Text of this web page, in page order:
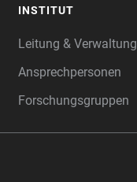
INSTITUT
Leitung & Verwaltung
Ansprechpersonen
Forschungsgruppen